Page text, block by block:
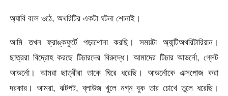
অ্যাবি বলে ওঠে, অথরিটির একটা ঘটনা শোনাই।
আমি তখন ফ্রাঙ্কফুর্টে পড়াশোনা করছি। সময়টা অ্যান্টিঅথরিটারিয়ান।
ছাত্ররা বিদ্রোহ করছে টিচারদের বিরুদ্ধে। আমাদের টিচার আডর্নো, গ্লেট
আডর্নো। আমরা ছাত্রীরা তাকে ঘিরে ধরেছি। আডর্নোকে এক্সপোজ করা
দরকার। আমরা, ঝটপট, ব্লাউজ খুলে নগ্ন বুক তার চোখে তুলে ধরেছি।